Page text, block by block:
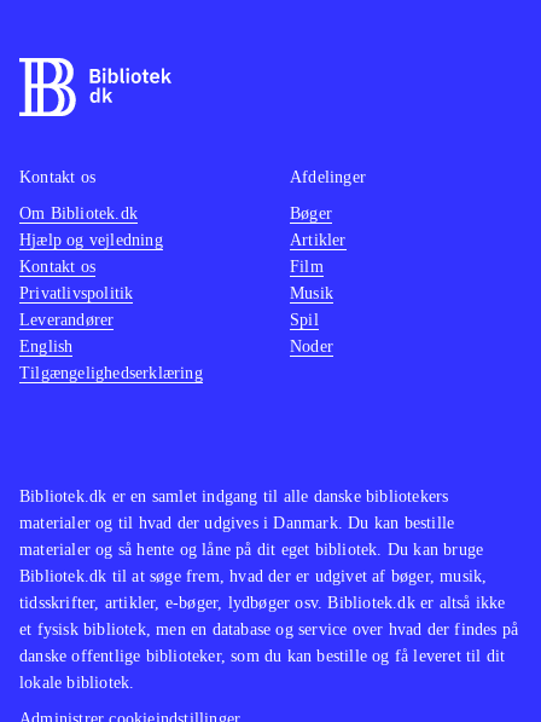
Bibliotek.dk er en samlet indgang til alle danske bibliotekers
materialer og til hvad der udgives i Danmark. Du kan bestille
materialer og så hente og låne på dit eget bibliotek. Du kan bruge
Bibliotek.dk til at søge frem, hvad der er udgivet af bøger, musik,
tidsskrifter, artikler, e-bøger, lydbøger osv. Bibliotek.dk er altså ikke
et fysisk bibliotek, men en database og service over hvad der findes på
danske offentlige biblioteker, som du kan bestille og få leveret til dit
lokale bibliotek.
Kontakt os
Om Bibliotek.dk
Hjælp og vejledning
Kontakt os
Privatlivspolitik
Leverandører
English
Tilgængelighedserklæring
Afdelinger
Bøger
Artikler
Film
Musik
Spil
Noder